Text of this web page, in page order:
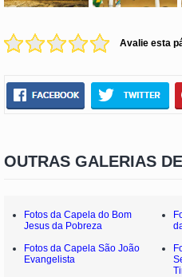
Avalie esta
OUTRAS GALERIAS
Fotos da Capela do Bom
Jesus da Pobreza
Fotos da Capela São João
Evangelista